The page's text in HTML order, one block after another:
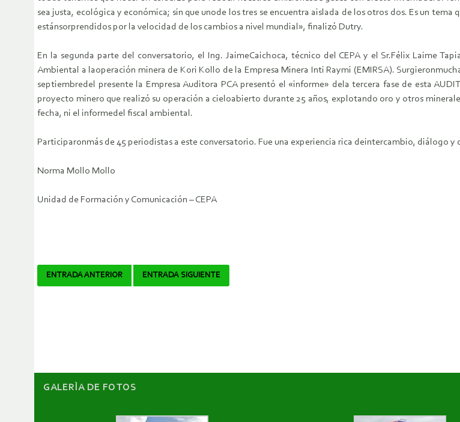
sea justa, ecológica y económica; sin que unode los tres se encuentra aislada de los otros dos. Es un
estánsorprendidos por la velocidad de los cambios a nivel mundial», finalizó Dutry.
En la segunda parte del conversatorio, el Ing. JaimeCaichoca, técnico del CEPA y el Sr.Félix Laime
Ambiental a laoperación minera de Kori Kollo de la Empresa Minera Inti Raymi (EMIRSA).
septiembredel presente la Empresa Auditora PCA presentó el «informe» dela tercera fase de esta
proyecto minero que realizó su operación a cieloabierto durante 25 años, explotando oro y otros
fecha, ni el informedel fiscal ambiental.
Participaronmás de 45 periodistas a este conversatorio. Fue una experiencia rica deintercambio, diálogo y
Norma Mollo Mollo
Unidad de Formación y Comunicación – CEPA
Navegador
ENTRADA ANTERIOR ENTRADA SIGUIENTE
GALERÌA DE FOTOS